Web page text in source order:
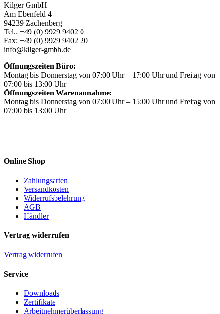
Kilger GmbH
Am Ebenfeld 4
94239 Zachenberg
Tel.: +49 (0) 9929 9402 0
Fax: +49 (0) 9929 9402 20
info@kilger-gmbh.de
Öffnungszeiten Büro:
Montag bis Donnerstag von 07:00 Uhr – 17:00 Uhr und Freitag von
07:00 bis 13:00 Uhr
Öffnungszeiten Warenannahme:
Montag bis Donnerstag von 07:00 Uhr – 15:00 Uhr und Freitag von
07:00 bis 13:00 Uhr
Online Shop
Zahlungsarten
Versandkosten
Widerrufsbelehrung
AGB
Händler
Vertrag widerrufen
Vertrag widerrufen
Service
Downloads
Zertifikate
Arbeitnehmerüberlassung